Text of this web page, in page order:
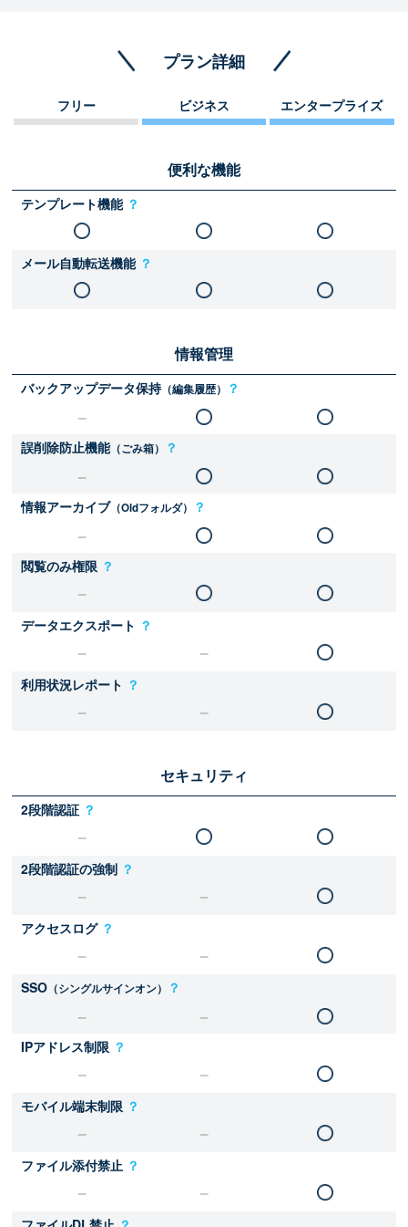
プラン詳細
フリー ビジネス エンタープライズ
便利な機能
テンプレート機能 ？
メール自動転送機能 ？
情報管理
バックアップデータ保持（編集履歴） ？
誤削除防止機能（ごみ箱） ？
情報アーカイブ（Oldフォルダ） ？
閲覧のみ権限 ？
データエクスポート ？
利用状況レポート ？
セキュリティ
2段階認証 ？
2段階認証の強制 ？
アクセスログ ？
SSO （シングルサインオン） ？
IPアドレス制限 ？
モバイル端末制限 ？
ファイル添付禁止 ？